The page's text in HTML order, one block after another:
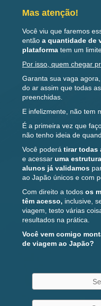
Mas atenção!
Você viu que faremos
então a quantidade de
plataforma tem um
Por isso, quem chegar
Garanta sua vaga
do ar assim que todas
preenchidas.
E infelizmente, não tem
É a primeira vez que
não tenho ideia de
Você poderá tirar todas
e acessar uma
alunos já validamos
ao Japão únicos e com
Com direito a todos os
têm acesso, inclusive,
viagem, testo várias
resultados na prática.
Você vem comigo
de viagem ao Japão?